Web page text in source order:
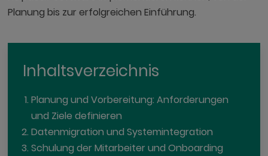
Planung bis zur erfolgreichen Einführung.
Inhaltsverzeichnis
Planung und Vorbereitung: Anforderungen
und Ziele definieren
Datenmigration und Systemintegration
Schulung der Mitarbeiter und Onboarding